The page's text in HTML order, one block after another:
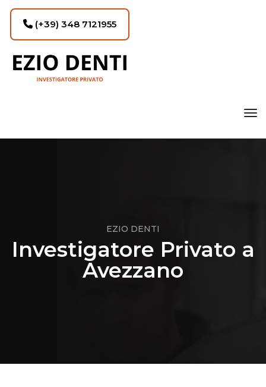
(+39) 348 7121955
EZIO DENTI
Investigatore Privato a
Avezzano